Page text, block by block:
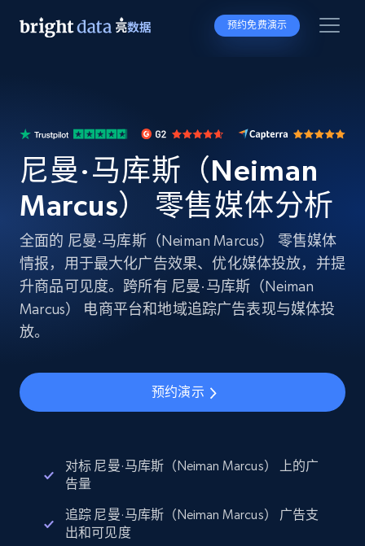
预约免费演示
尼曼·马库斯（Neiman
Marcus） 零售媒体分析
全面的 尼曼·马库斯（Neiman Marcus） 零售媒体
情报，用于最大化广告效果、优化媒体投放，并提
升商品可见度。跨所有 尼曼·马库斯（Neiman
Marcus） 电商平台和地域追踪广告表现与媒体投
放。
预约演示
对标 尼曼·马库斯（Neiman Marcus） 上的广
告量
追踪 尼曼·马库斯（Neiman Marcus） 广告支
出和可见度